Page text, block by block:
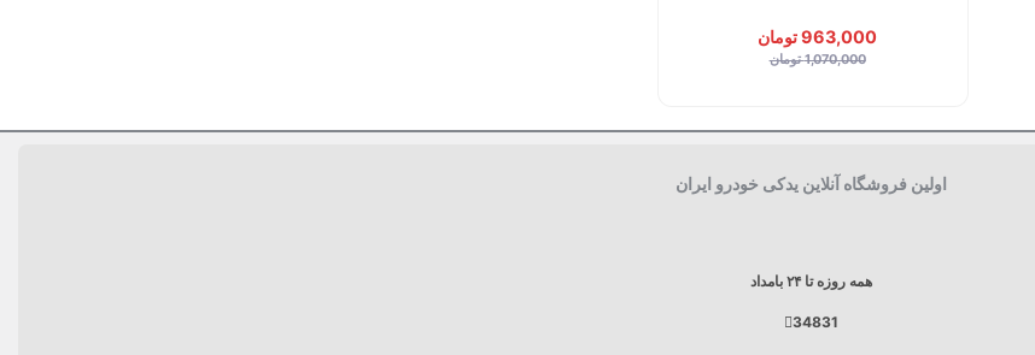
963,000 تومان
1,070,000 تومان
اولین فروشگاه آنلاین یدکی خودرو ایران
همه روزه تا ۲۴ بامداد
34831